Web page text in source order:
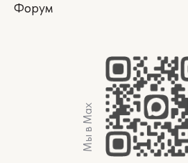
Форум
Мы в Max